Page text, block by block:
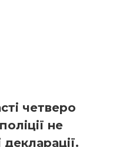
четверо
не